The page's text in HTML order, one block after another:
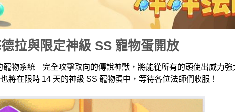
拉與限定神級 SS 寵物蛋開放
系統！完全攻擊取向的傳說神獸，將能從所有的頭使出威力強
將在限時 14 天的神級 SS 寵物蛋中，等待各位法師們收服！